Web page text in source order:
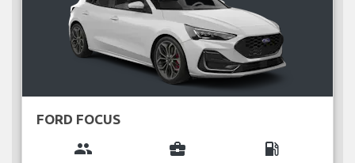
FORD FOCUS
group business_center local_gas_station